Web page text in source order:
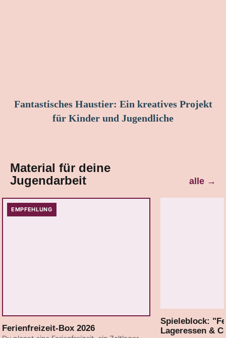
Fantastisches Haustier: Ein kreatives Projekt
für Kinder und Jugendliche
Material für deine
Jugendarbeit
alle →
EMPFEHLUNG
Ferienfreizeit-Box 2026
Spieleblock:
Lageressen &